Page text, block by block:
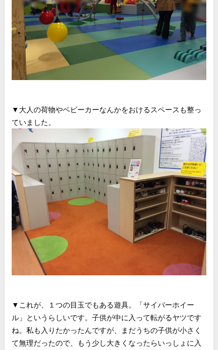
▼大人の荷物やベビーカーなんかをおけるスペースも整っ
ていました。
▼これが、１つの目玉でもある遊具。「サイバーホイー
ル」というらしいです。子供が中に入って転がるヤツです
ね。私も入りたかったんですが、まだうちの子供が小さく
て無理だったので、もう少し大きくなったらいっしょに入